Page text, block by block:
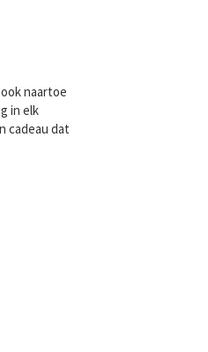
naartoe
in elk
cadeau dat